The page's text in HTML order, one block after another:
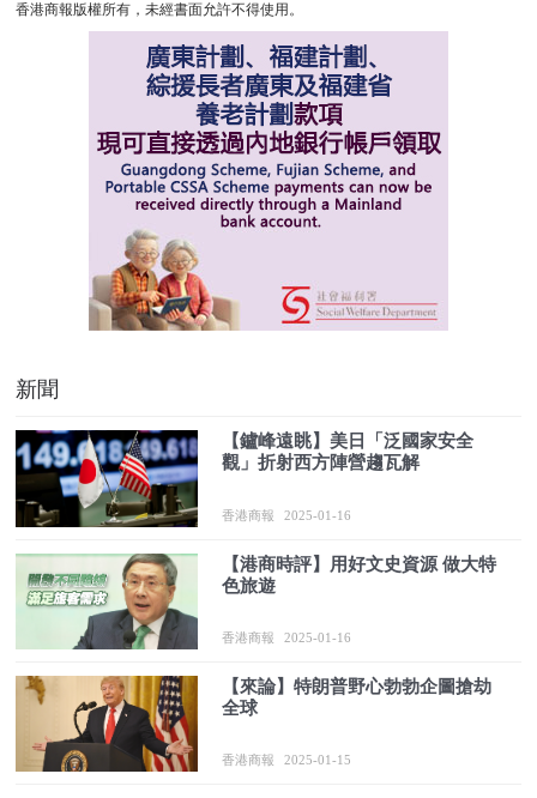
香港商報版權所有，未經書面允許不得使用。
新聞
【鑪峰遠眺】美日「泛國家安全
觀」折射西方陣營趨瓦解
香港商報 2025-01-16
【港商時評】用好文史資源 做大特
色旅遊
香港商報 2025-01-16
【來論】特朗普野心勃勃企圖搶劫
全球
香港商報 2025-01-15